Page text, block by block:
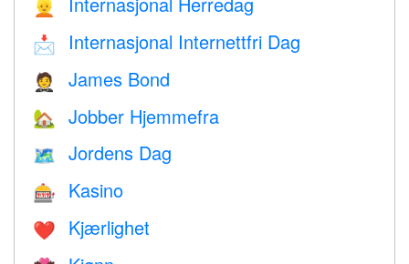
👱
📩 Internasjonal Internettfri Dag
🤵 James Bond
🏡 Jobber Hjemmefra
🗺️ Jordens Dag
🎰 Kasino
❤️️ Kjærlighet